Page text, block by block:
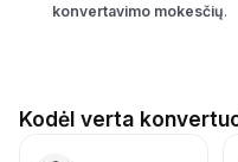
konvertavimo mokesčių.
Kodėl verta